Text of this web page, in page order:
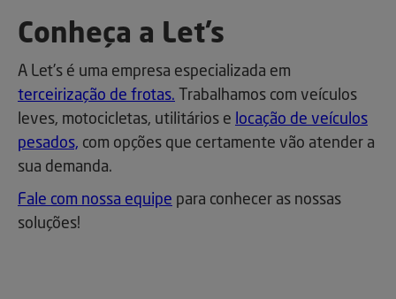
Conheça a Let’s
A Let’s é uma empresa especializada em
terceirização de frotas. Trabalhamos com veículos
leves, motocicletas, utilitários e locação de veículos
pesados, com opções que certamente vão atender a
sua demanda.
Fale com nossa equipe para conhecer as nossas
soluções!